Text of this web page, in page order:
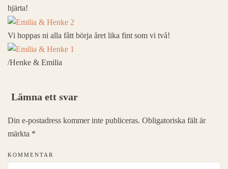
hjärta!
Vi hoppas ni alla fått börja året lika fint som vi två!
/Henke & Emilia
Lämna ett svar
Din e-postadress kommer inte publiceras. Obligatoriska fält är
märkta *
KOMMENTAR